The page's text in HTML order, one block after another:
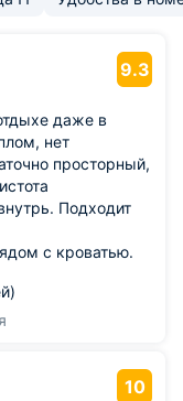
9.3
даже в
нет
просторный,
Подходит
с кроватью.
10